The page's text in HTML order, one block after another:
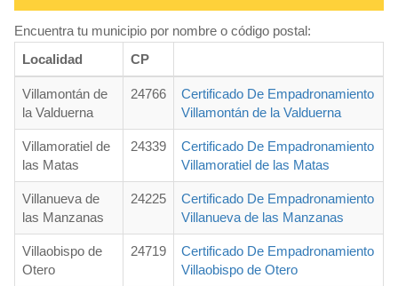
Encuentra tu municipio por nombre o código postal:
Localidad
CP
Villamontán de
la Valduerna
24766
Certificado De Empadronamiento
Villamontán de la Valduerna
Villamoratiel de
las Matas
24339
Certificado De Empadronamiento
Villamoratiel de las Matas
Villanueva de
las Manzanas
24225
Certificado De Empadronamiento
Villanueva de las Manzanas
Villaobispo de
Otero
24719
Certificado De Empadronamiento
Villaobispo de Otero